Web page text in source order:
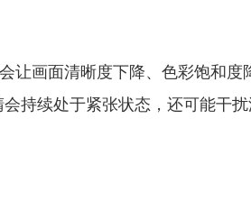
让画面清晰度下降、色彩饱和
持续处于紧张状态，还可能干